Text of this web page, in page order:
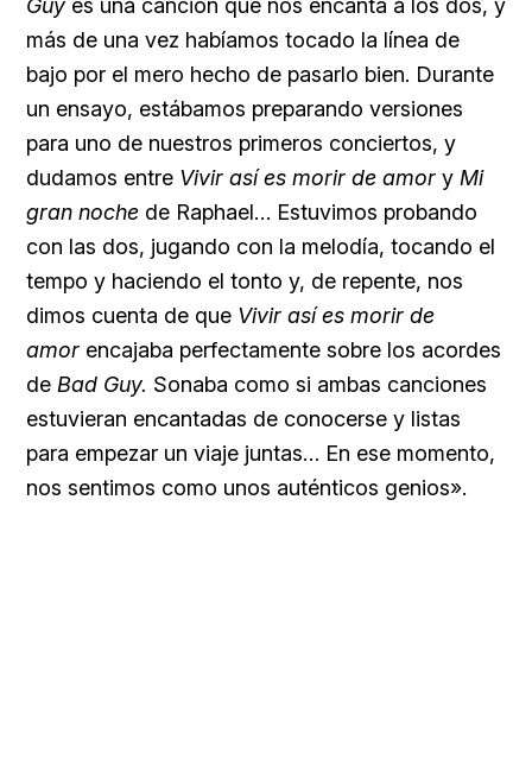
Guy es una canción que nos encanta a los dos, y
más de una vez habíamos tocado la línea de
bajo por el mero hecho de pasarlo bien. Durante
un ensayo, estábamos preparando versiones
para uno de nuestros primeros conciertos, y
dudamos entre Vivir así es morir de amor y Mi
gran noche de Raphael… Estuvimos probando
con las dos, jugando con la melodía, tocando el
tempo y haciendo el tonto y, de repente, nos
dimos cuenta de que Vivir así es morir de
amor encajaba perfectamente sobre los acordes
de Bad Guy. Sonaba como si ambas canciones
estuvieran encantadas de conocerse y listas
para empezar un viaje juntas… En ese momento,
nos sentimos como unos auténticos genios».